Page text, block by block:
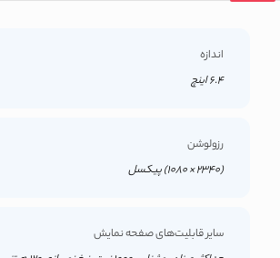
اندازه
6.4 اینچ
رزولوشن
(2340 × 1080) پیکسل
سایر قابلیت‌های صفحه نمایش